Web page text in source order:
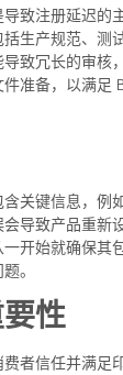
致注册延迟的
生产规范、测
致冗长的审核
准备，以满足
关键信息，例
导致产品重新
开始就确保其
。
性
者信任并满足